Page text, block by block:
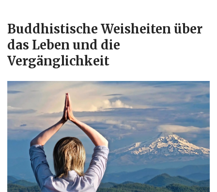
Buddhistische Weisheiten über
das Leben und die
Vergänglichkeit